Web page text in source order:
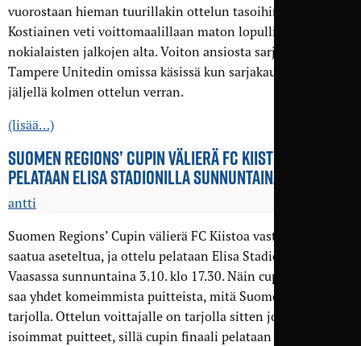
vuorostaan hieman tuurillakin ottelun tasoihin ja Roope
Kostiainen veti voittomaalillaan maton lopullisesti
nokialaisten jalkojen alta. Voiton ansiosta sarjanousu on
Tampere Unitedin omissa käsissä kun sarjakautta on
jäljellä kolmen ottelun verran.
(lisää…)
SUOMEN REGIONS’ CUPIN VÄLIERÄ FC KIISTOA VASTAAN
PELATAAN ELISA STADIONILLA SUNNUNTAINA 3.10.
antti
Suomen Regions’ Cupin välierä FC Kiistoa vastaan on
saatua aseteltua, ja ottelu pelataan Elisa Stadionilla
Vaasassa sunnuntaina 3.10. klo 17.30. Näin cupin välierä
saa yhdet komeimmista puitteista, mitä Suomessa on
tarjolla. Ottelun voittajalle on tarjolla sitten jo ne Suomen
isoimmat puitteet, sillä cupin finaali pelataan sarjakauden